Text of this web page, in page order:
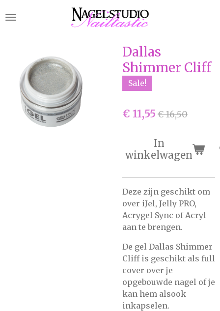
direct
hoofdinhoud
Dallas
Shimmer Cliff
Sale!
€ 11,55 € 16,50
In
winkelwagen
Deze zijn geschikt om
over iJel, Jelly PRO,
Acrygel Sync of Acryl
aan te brengen.
De gel Dallas Shimmer
Cliff is geschikt als full
cover over je
opgebouwde nagel of je
kan hem alsook
inkapselen.